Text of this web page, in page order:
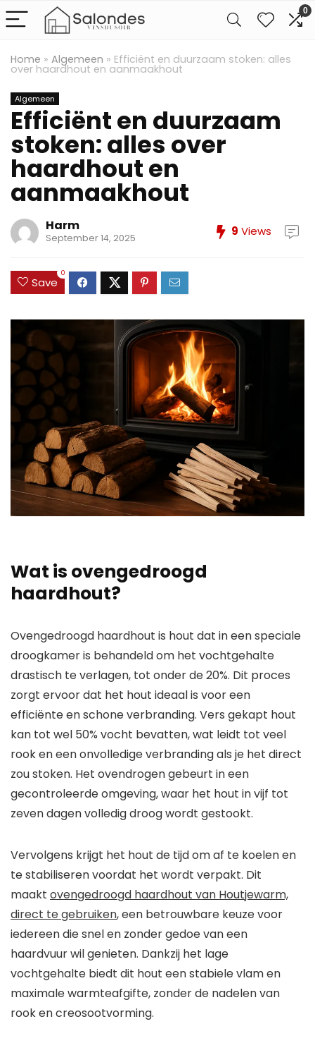
0
Home » Algemeen » Efficiënt en duurzaam stoken: alles
over haardhout en aanmaakhout
Algemeen
Efficiënt en duurzaam
stoken: alles over
haardhout en
aanmaakhout
Harm
September 14, 2025 9 Views
Save
0
Wat is ovengedroogd
haardhout?
Ovengedroogd haardhout is hout dat in een speciale
droogkamer is behandeld om het vochtgehalte
drastisch te verlagen, tot onder de 20%. Dit proces
zorgt ervoor dat het hout ideaal is voor een
efficiënte en schone verbranding. Vers gekapt hout
kan tot wel 50% vocht bevatten, wat leidt tot veel
rook en een onvolledige verbranding als je het direct
zou stoken. Het ovendrogen gebeurt in een
gecontroleerde omgeving, waar het hout in vijf tot
zeven dagen volledig droog wordt gestookt.
Vervolgens krijgt het hout de tijd om af te koelen en
te stabiliseren voordat het wordt verpakt. Dit
maakt ovengedroogd haardhout van Houtjewarm,
direct te gebruiken, een betrouwbare keuze voor
iedereen die snel en zonder gedoe van een
haardvuur wil genieten. Dankzij het lage
vochtgehalte biedt dit hout een stabiele vlam en
maximale warmteafgifte, zonder de nadelen van
rook en creosootvorming.